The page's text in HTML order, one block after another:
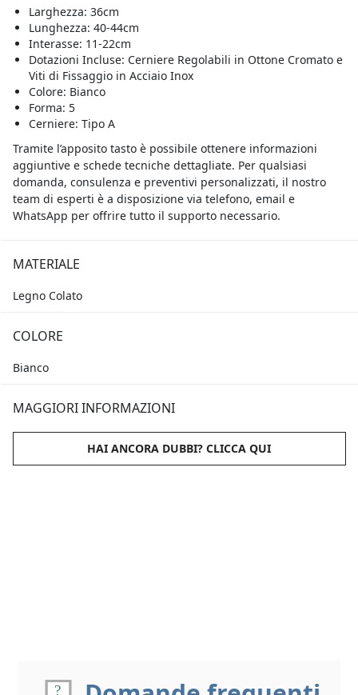
Larghezza: 36cm
Lunghezza: 40-44cm
Interasse: 11-22cm
Dotazioni Incluse: Cerniere Regolabili in Ottone Cromato e
Viti di Fissaggio in Acciaio Inox
Colore: Bianco
Forma: 5
Cerniere: Tipo A
Tramite l’apposito tasto è possibile ottenere informazioni
aggiuntive e schede tecniche dettagliate. Per qualsiasi
domanda, consulenza e preventivi personalizzati, il nostro
team di esperti è a disposizione via telefono, email e
WhatsApp per offrire tutto il supporto necessario.
MATERIALE
Legno Colato
COLORE
Bianco
MAGGIORI INFORMAZIONI
HAI ANCORA DUBBI? CLICCA QUI